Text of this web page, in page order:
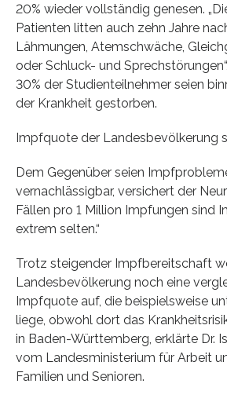
20% wieder vollständig genesen.
Patienten litten auch zehn Jahre
Lähmungen, Atemschwäche,
oder Schluck- und
30% der Studienteilnehmer seien
der Krankheit gestorben.
Impfquote der Landesbevölkerung
Dem Gegenüber seien
vernachlässigbar, versichert der
Fällen pro 1 Million Impfungen sind
extrem selten.“
Trotz steigender Impfbereitschaft
Landesbevölkerung noch eine
Impfquote auf, die beispielsweise
liege, obwohl dort das
in Baden-Württemberg, erklärte Dr.
vom Landesministerium für Arbeit
Familien und Senioren.